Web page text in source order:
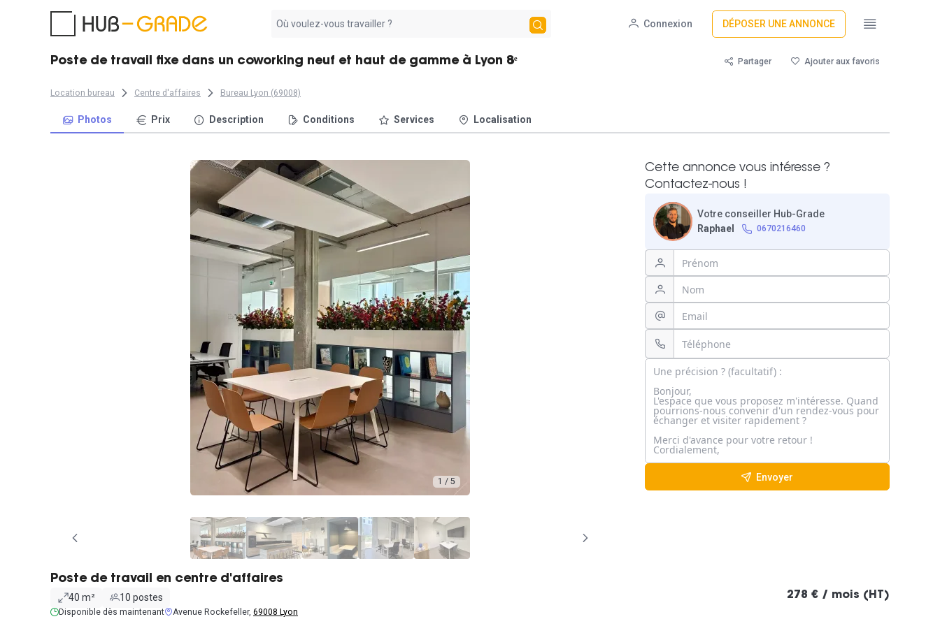
résultat
Connexion DÉPOSER UNE ANNONCE
Poste de travail fixe dans un coworking neuf et haut de gamme à Lyon 8ᵉ Partager Ajouter aux favoris
Location bureau Centre d'affaires Bureau Lyon (69008)
Photos Prix Description Conditions Services Localisation
1 / 5
Cette annonce vous intéresse ?
Contactez-nous !
Votre conseiller Hub-Grade
Raphael
0670216460
Envoyer
Poste de travail en centre d'affaires
40 m² 10 postes
Disponible dès maintenant Avenue Rockefeller, 69008 Lyon
278 € / mois (HT)